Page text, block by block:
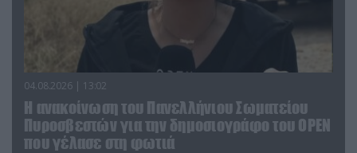
04.08.2026 | 13:02
Η ανακοίνωση του Πανελλήνιου Σωματείου
Πυροσβεστών για την δημοσιογράφο του OPEN
που γέλασε στη φωτιά